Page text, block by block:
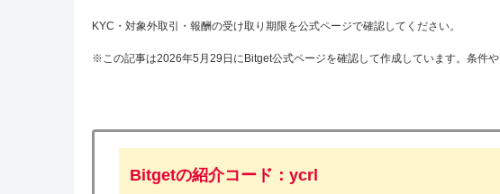
KYC・対象外取引・報酬の受け取り期限を公式ページで確認してください。
※この記事は2026年5月29日にBitget公式ページを確認して作成しています。条件や
Bitgetの紹介コード：ycrl